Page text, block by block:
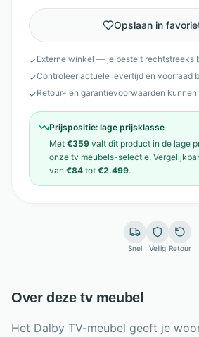
Opslaan in
✓Externe winkel — je bestelt rechtstreeks
✓Controleer actuele levertijd en voorraad
✓Retour- en garantievoorwaarden
Prijspositie: lage prijsklasse
Met €359 valt dit product in de lage
onze tv meubels-selectie.
van €84 tot €2.499.
Snel Veilig Retour
Over deze tv meubel
Het Dalby TV-meubel geeft je